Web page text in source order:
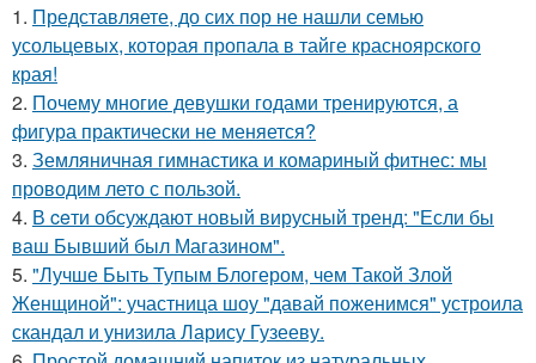
1. Представляете, до сих пор не нашли семью
усольцевых, которая пропала в тайге красноярского
края!
2. Почему многие девушки годами тренируются, а
фигура практически не меняется?
3. Земляничная гимнастика и комариный фитнес: мы
проводим лето с пользой.
4. В ceти обсуждают новый вирусный тренд: "Если бы
ваш Бывший был Магазином".
5. "Лучше Быть Тупым Блогером, чем Такой Злой
Женщиной": участница шоу "давай поженимся" устроила
скандал и унизила Ларису Гузееву.